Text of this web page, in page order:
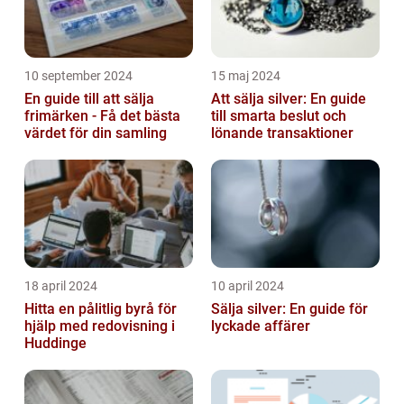
10 september 2024
En guide till att sälja
frimärken - Få det bästa
värdet för din samling
15 maj 2024
Att sälja silver: En guide
till smarta beslut och
lönande transaktioner
18 april 2024
Hitta en pålitlig byrå för
hjälp med redovisning i
Huddinge
10 april 2024
Sälja silver: En guide för
lyckade affärer